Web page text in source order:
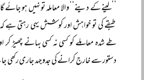
’’لینے کے دینے‘‘ والا معاملہ تو نہیں ہو
طبقے کی تو خواہش اور کوشش یہی رہتی ہے
طے شدہ معاملے کو کسی نہ کسی بہانے چھیڑ کر
دستور سے خارج کرانے کی جدوجہد جاری رکھی